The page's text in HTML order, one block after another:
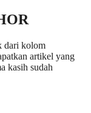
dari kolom
artikel yang
kasih sudah